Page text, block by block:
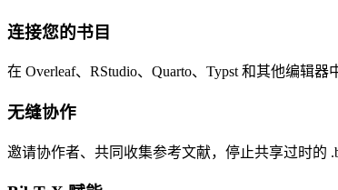
连接您的书目
在 Overleaf、RStudio、Quarto、Typst 和其他编辑器
无缝协作
邀请协作者、共同收集参考文献，停止共享过时的